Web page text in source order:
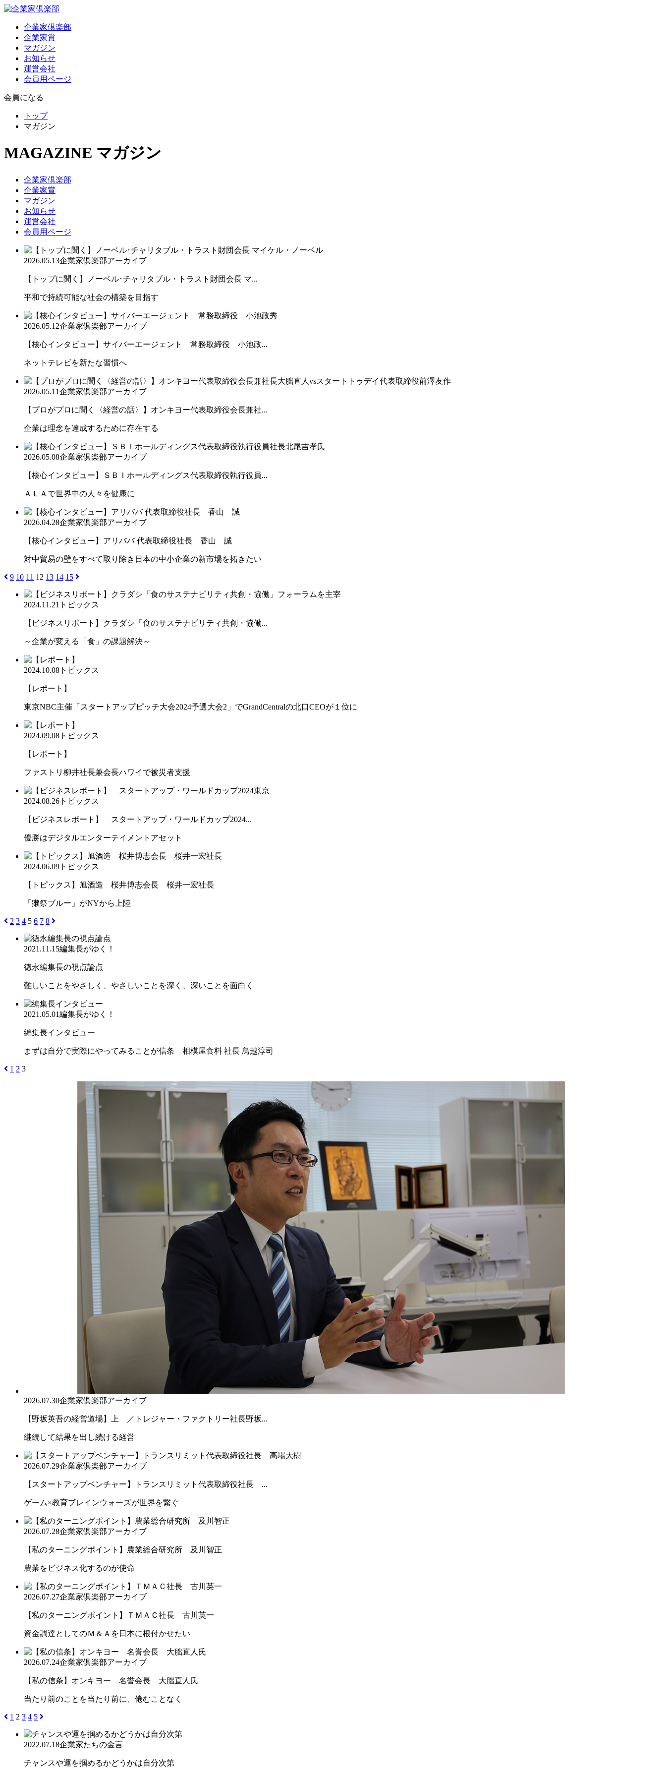
企業家倶楽部
企業家賞
マガジン
お知らせ
運営会社
会員用ページ
会員になる
トップ
マガジン
MAGAZINE マガジン
企業家倶楽部
企業家賞
マガジン
お知らせ
運営会社
会員用ページ
2026.05.13企業家倶楽部アーカイブ
【トップに聞く】ノーベル･チャリタブル・トラスト財団会長 マ...
平和で持続可能な社会の構築を目指す
2026.05.12企業家倶楽部アーカイブ
【核心インタビュー】サイバーエージェント 常務取締役 小池政...
ネットテレビを新たな習慣へ
2026.05.11企業家倶楽部アーカイブ
【プロがプロに聞く〈経営の話〉】オンキヨー代表取締役会長兼社...
企業は理念を達成するために存在する
2026.05.08企業家倶楽部アーカイブ
【核心インタビュー】ＳＢＩホールディングス代表取締役執行役員...
ＡＬＡで世界中の人々を健康に
2026.04.28企業家倶楽部アーカイブ
【核心インタビュー】アリババ 代表取締役社長 香山 誠
対中貿易の壁をすべて取り除き日本の中小企業の新市場を拓きたい
9 10 11 12 13 14 15
2024.11.21 トピックス
【ビジネスリポート】クラダシ「食のサステナビリティ共創・協働...
～企業が変える「食」の課題解決～
2024.10.08 トピックス
【レポート】
東京NBC主催「スタートアップピッチ大会2024予選大会2」でGrandCentralの北口CEOが１位に
2024.09.08 トピックス
【レポート】
ファストリ柳井社長兼会長ハワイで被災者支援
2024.08.26 トピックス
【ビジネスレポート】 スタートアップ・ワールドカップ2024...
優勝はデジタルエンターテイメントアセット
2024.06.09 トピックス
【トピックス】旭酒造 桜井博志会長 桜井一宏社長
「獺祭ブルー」がNYから上陸
2 3 4 5 6 7 8
2021.11.15編集長がゆく！
徳永編集長の視点論点
難しいことをやさしく、やさしいことを深く、深いことを面白く
2021.05.01編集長がゆく！
編集長インタビュー
まずは自分で実際にやってみることが信条 相模屋食料 社長 鳥越淳司
1 2 3
2026.07.30企業家倶楽部アーカイブ
【野坂英吾の経営道場】上 ／トレジャー・ファクトリー社長野坂...
継続して結果を出し続ける経営
2026.07.29企業家倶楽部アーカイブ
【スタートアップベンチャー】トランスリミット代表取締役社長 ...
ゲーム×教育ブレインウォーズが世界を繋ぐ
2026.07.28企業家倶楽部アーカイブ
【私のターニングポイント】農業総合研究所 及川智正
農業をビジネス化するのが使命
2026.07.27企業家倶楽部アーカイブ
【私のターニングポイント】ＴＭＡＣ社長 古川英一
資金調達としてのＭ＆Ａを日本に根付かせたい
2026.07.24企業家倶楽部アーカイブ
【私の信条】オンキヨー 名誉会長 大朏直人氏
当たり前のことを当たり前に、倦むことなく
1 2 3 4 5
2022.07.18企業家たちの金言
チャンスや運を掴めるかどうかは自分次第